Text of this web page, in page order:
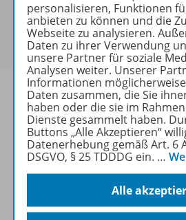
Für dieses Produkt gibt es bei
Klasse einenMengenrabatt.
wird Ihnen an der Kasse
Lizenzbedingungen
personalisieren, Funktionen
anbieten zu können und die
Webseite zu analysieren.
Daten zu ihrer Verwendung
unsere Partner für soziale
Analysen weiter. Unserer
Informationen
Daten zusammen, die Sie
haben oder die sie im
Dienste gesammelt haben.
Buttons „Alle Akzeptieren“
Datenerhebung gemäß Art. 6
DSGVO, § 25 TDDDG ein. …
Alle